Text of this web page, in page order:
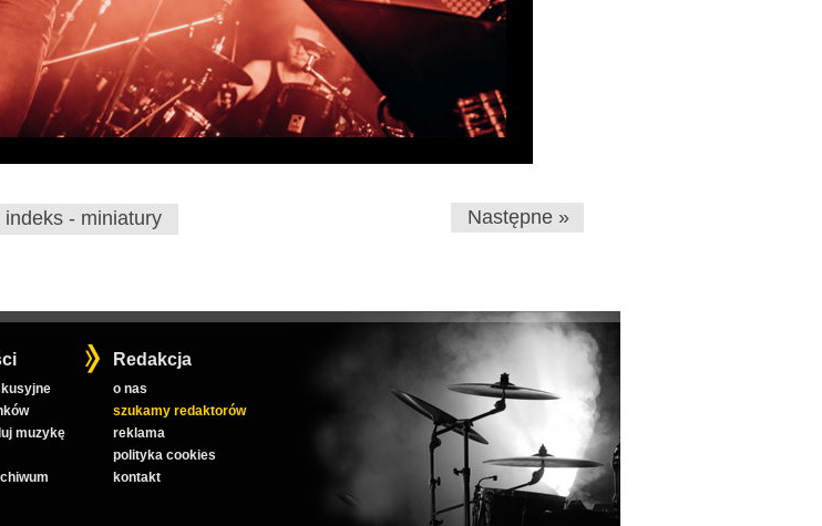
indeks - miniatury Następne »
muzykę
Redakcja
o nas
szukamy redaktorów
reklama
polityka cookies
kontakt